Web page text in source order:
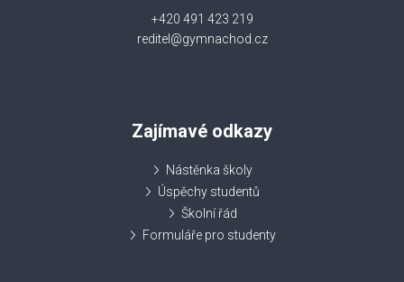
+420 491 423 219
reditel@gymnachod.cz
Zajímavé odkazy
Nástěnka školy
Úspěchy studentů
Školní řád
Formuláře pro studenty